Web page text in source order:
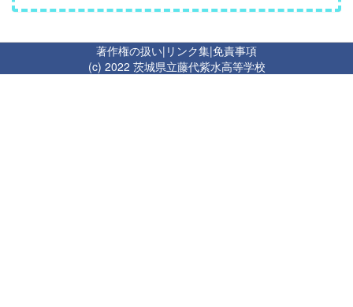
著作権の扱い| リンク集|免責事項
(c) 2022 茨城県立藤代紫水高等学校